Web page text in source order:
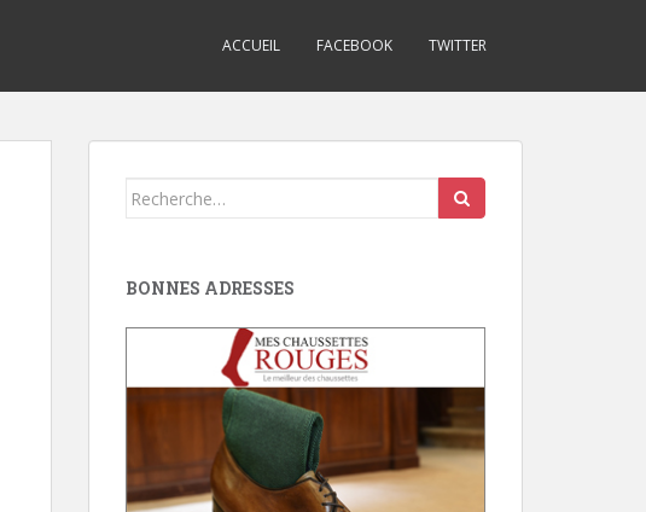
ACCUEIL FACEBOOK TWITTER
Search
BONNES ADRESSES